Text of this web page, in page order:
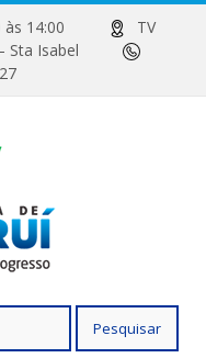
às 14:00
TV
– Sta Isabel